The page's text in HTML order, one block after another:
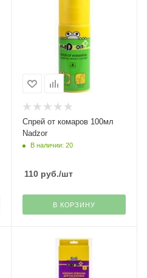
Спрей от комаров 100мл
Nadzor
В наличии: 20
110руб./шт
В КОРЗИНУ